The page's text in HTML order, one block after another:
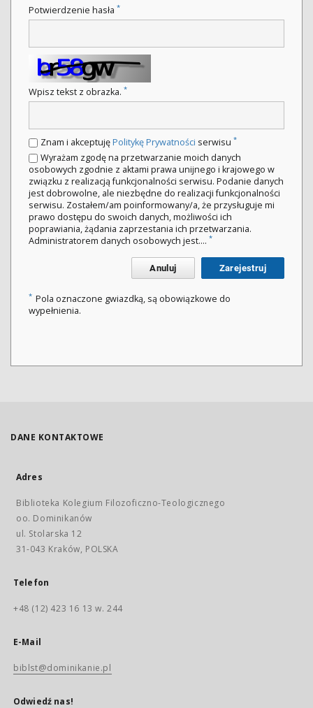
Potwierdzenie hasła *
Wpisz tekst z obrazka. *
Znam i akceptujęPolitykę Prywatności serwisu *
Wyrażam zgodę na przetwarzanie moich danych
osobowych zgodnie z aktami prawa unijnego i krajowego w
związku z realizacją funkcjonalności serwisu. Podanie danych
jest dobrowolne, ale niezbędne do realizacji funkcjonalności
serwisu. Zostałem/am poinformowany/a, że przysługuje mi
prawo dostępu do swoich danych, możliwości ich
poprawiania, żądania zaprzestania ich przetwarzania.
Administratorem danych osobowych jest.... *
Anuluj Zarejestruj
* Pola oznaczone gwiazdką, są obowiązkowe do
wypełnienia.
DANE KONTAKTOWE
Adres
Biblioteka Kolegium Filozoficzno-Teologicznego
oo. Dominikanów
ul. Stolarska 12
31-043 Kraków, POLSKA
Telefon
+48 (12) 423 16 13 w. 244
E-Mail
biblst@dominikanie.pl
Odwiedź nas!